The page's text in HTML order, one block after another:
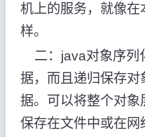
机上的服务，就像
样。
二：java对象序列
据，而且递归保存
据。可以将整个对
保存在文件中或在